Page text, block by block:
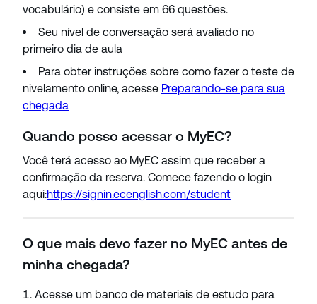
vocabulário) e consiste em 66 questões.
Seu nível de conversação será avaliado no
primeiro dia de aula
Para obter instruções sobre como fazer o teste de
nivelamento online, acesse Preparando-se para sua
chegada
Quando posso acessar o MyEC?
Você terá acesso ao MyEC assim que receber a
confirmação da reserva. Comece fazendo o login
aqui:https://signin.ecenglish.com/student
O que mais devo fazer no MyEC antes de
minha chegada?
Acesse um banco de materiais de estudo para